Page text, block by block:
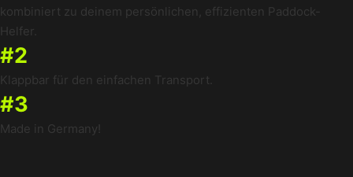
kombiniert zu deinem persönlichen, effizienten Paddock-
Helfer.
#2
Klappbar für den einfachen Transport.
#3
Made in Germany!